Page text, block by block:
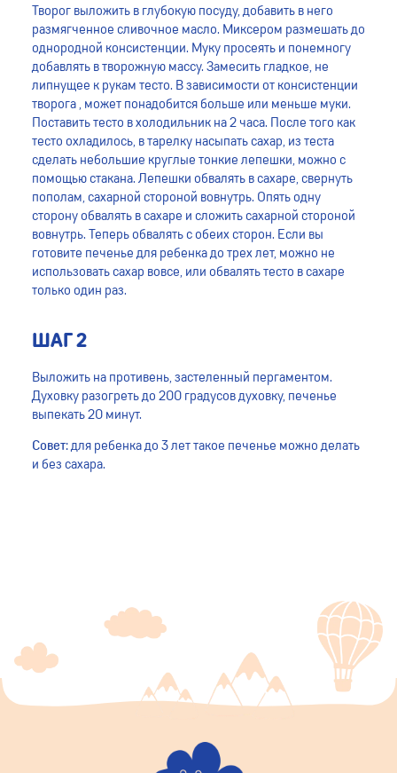
Творог выложить в глубокую посуду, добавить в него
размягченное сливочное масло. Миксером размешать до
однородной консистенции. Муку просеять и понемногу
добавлять в творожную массу. Замесить гладкое, не
липнущее к рукам тесто. В зависимости от консистенции
творога , может понадобится больше или меньше муки.
Поставить тесто в холодильник на 2 часа. После того как
тесто охладилось, в тарелку насыпать сахар, из теста
сделать небольшие круглые тонкие лепешки, можно с
помощью стакана. Лепешки обвалять в сахаре, свернуть
пополам, сахарной стороной вовнутрь. Опять одну
сторону обвалять в сахаре и сложить сахарной стороной
вовнутрь. Теперь обвалять с обеих сторон. Если вы
готовите печенье для ребенка до трех лет, можно не
использовать сахар вовсе, или обвалять тесто в сахаре
только один раз.
ШАГ 2
Выложить на противень, застеленный пергаментом.
Духовку разогреть до 200 градусов духовку, печенье
выпекать 20 минут.
Совет:для ребенка до 3 лет такое печенье можно делать
и без сахара.